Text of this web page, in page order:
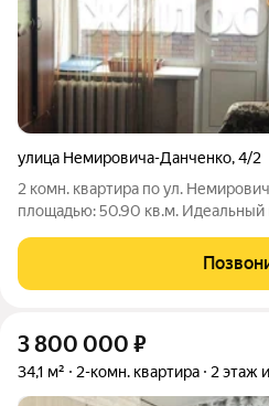
улица Немировича-Данченко,4/2
2 комн. квартира по ул.
площадью: 50.90 кв.м. Идеальный
втором этаже. В санузлах
остеклена и обшита деревом,
3 800 000 ₽
34,1 м² 2-комн. квартира 2 этаж